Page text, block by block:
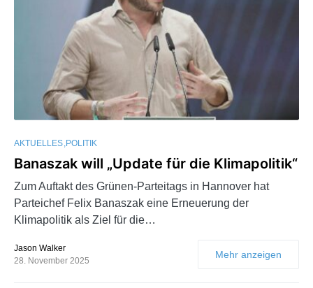
AKTUELLES POLITIK
Banaszak will „Update für die Klimapolitik“
Zum Auftakt des Grünen-Parteitags in Hannover hat
Parteichef Felix Banaszak eine Erneuerung der
Klimapolitik als Ziel für die…
Jason Walker
28. November 2025
Mehr anzeigen